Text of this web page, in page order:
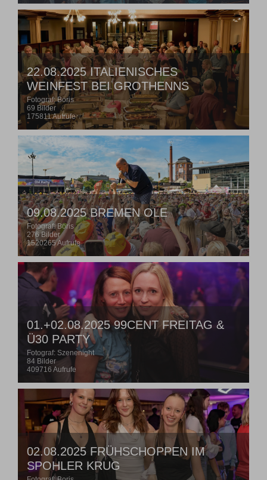
22.08.2025 ITALIENISCHES
WEINFEST BEI GROTHENNS
Fotograf: Boris
69 Bilder
175811 Aufrufe
09.08.2025 BREMEN OLE
Fotograf: Boris
276 Bilder
1520265 Aufrufe
01.+02.08.2025 99CENT FREITAG &
Ü30 PARTY
Fotograf: Szenenight
84 Bilder
409716 Aufrufe
02.08.2025 FRÜHSCHOPPEN IM
SPOHLER KRUG